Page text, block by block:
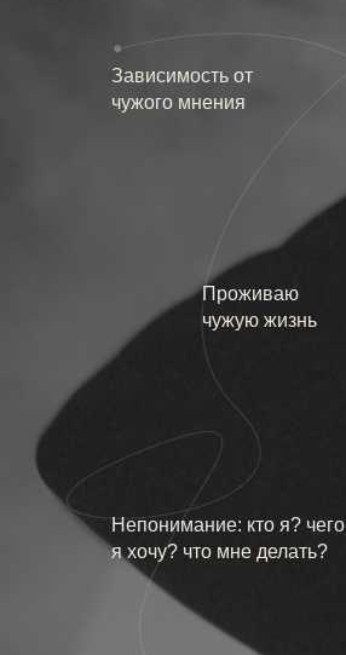
Зависимость от
чужого мнения
Проживаю
чужую жизнь
Непонимание: кто я? чего
я хочу? что мне делать?